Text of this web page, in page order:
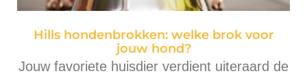
Hills hondenbrokken: welke brok voor
jouw hond?
Jouw favoriete huisdier verdient uiteraard de